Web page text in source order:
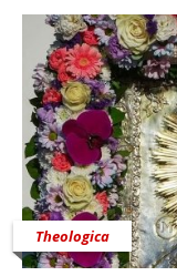
Theologica